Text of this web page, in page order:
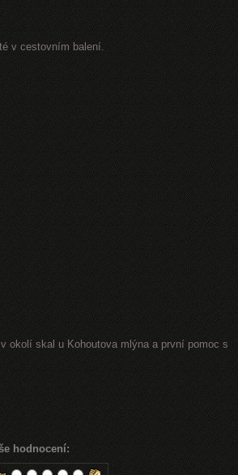
v cestovním balení.
okolí skal u Kohoutova mlýna a první pomoc s
hodnocení: